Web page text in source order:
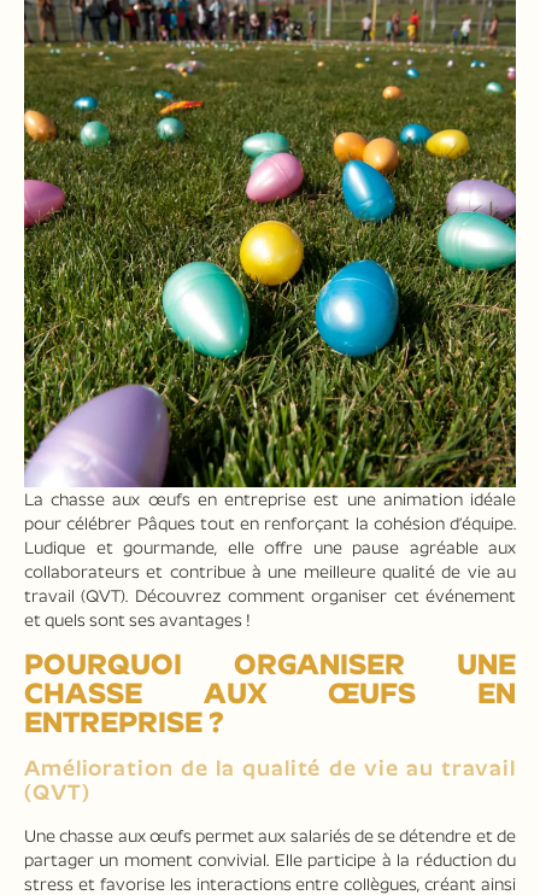
La chasse aux œufs en entreprise est une animation idéale
pour célébrer Pâques tout en renforçant la cohésion d’équipe.
Ludique et gourmande, elle offre une pause agréable aux
collaborateurs et contribue à une meilleure qualité de vie au
travail (QVT). Découvrez comment organiser cet événement
et quels sont ses avantages !
POURQUOI ORGANISER UNE
CHASSE AUX ŒUFS EN
ENTREPRISE ?
Amélioration de la qualité de vie au travail
(QVT)
Une chasse aux œufs permet aux salariés de se détendre et de
partager un moment convivial. Elle participe à la réduction du
stress et favorise les interactions entre collègues, créant ainsi